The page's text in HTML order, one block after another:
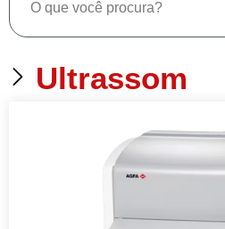
Ultrassom